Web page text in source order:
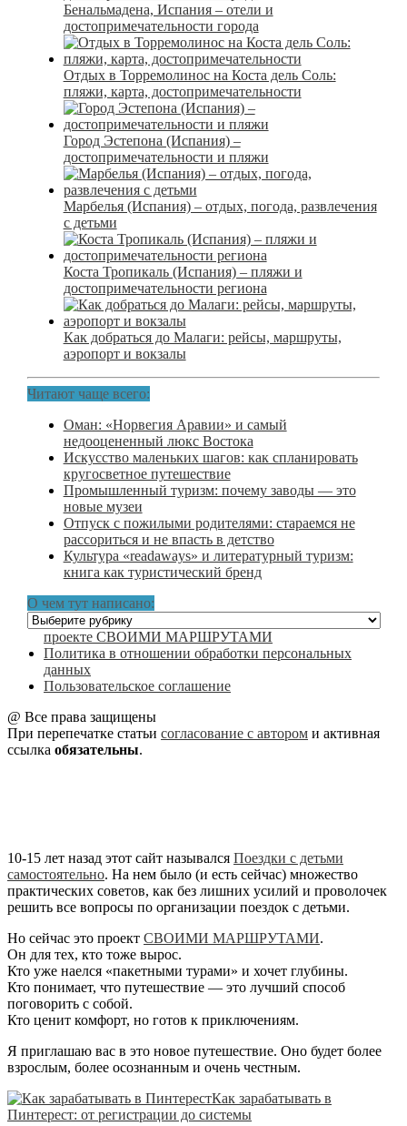
Бенальмадена, Испания – отели и
достопримечательности города
Отдых в Торремолинос на Коста дель Соль:
пляжи, карта, достопримечательности
Город Эстепона (Испания) –
достопримечательности и пляжи
Марбелья (Испания) – отдых, погода, развлечения
с детьми
Коста Тропикаль (Испания) – пляжи и
достопримечательности региона
Как добраться до Малаги: рейсы, маршруты,
аэропорт и вокзалы
Читают чаще всего:
Оман: «Норвегия Аравии» и самый
недооцененный люкс Востока
Искусство маленьких шагов: как спланировать
кругосветное путешествие
Промышленный туризм: почему заводы — это
новые музеи
Отпуск с пожилыми родителями: стараемся не
рассориться и не впасть в детство
Культура «readaways» и литературный туризм:
книга как туристический бренд
О чем тут написано:
О
чем
тут
написано:
проекте СВОИМИ МАРШРУТАМИ
Политика в отношении обработки персональных
данных
Пользовательское соглашение
@ Все права защищены
При перепечатке статьи согласование с автором и активная
ссылка обязательны.
10-15 лет назад этот сайт назывался Поездки с детьми
самостоятельно. На нем было (и есть сейчас) множество
практических советов, как без лишних усилий и проволочек
решить все вопросы по организации поездок с детьми.
Но сейчас это проект СВОИМИ МАРШРУТАМИ.
Он для тех, кто тоже вырос.
Кто уже наелся «пакетными турами» и хочет глубины.
Кто понимает, что путешествие — это лучший способ
поговорить с собой.
Кто ценит комфорт, но готов к приключениям.
Я приглашаю вас в это новое путешествие. Оно будет более
взрослым, более осознанным и очень честным.
Как зарабатывать в
Пинтерест: от регистрации до системы